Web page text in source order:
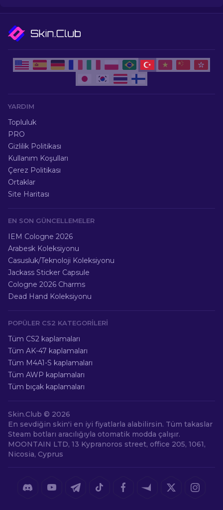
YARDIM
Topluluk
PRO
Gizlilik Politikası
Kullanım Koşulları
Çerez Politikası
Ortaklar
Site Haritası
EN SON GÜNCELLEMELER
IEM Cologne 2026
Arabesk Koleksiyonu
Casusluk/Teknoloji Koleksiyonu
Jackass Sticker Capsule
Cologne 2026 Charms
Dead Hand Koleksiyonu
POPÜLER CS2 KATEGORILERI
Tüm CS2 kaplamaları
Tüm AK-47 kaplamaları
Tüm M4A1-S kaplamaları
Tüm AWP kaplamaları
Tüm bıçak kaplamaları
Skin.Club © 2026
En sevdiğin skin'i en iyi fiyatlarla alabilirsin. Tüm takaslar
Steam botları aracılığıyla otomatik modda çalışır.
MOONTAIN LTD, 13 Kypranoros street, office 205, 1061,
Nicosia, Cyprus